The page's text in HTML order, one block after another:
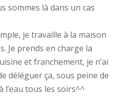
sommes là dans un cas
je travaille à la maison
Je prends en charge la
et franchement, je n’ai
déléguer ça, sous peine de
l’eau tous les soirs^^